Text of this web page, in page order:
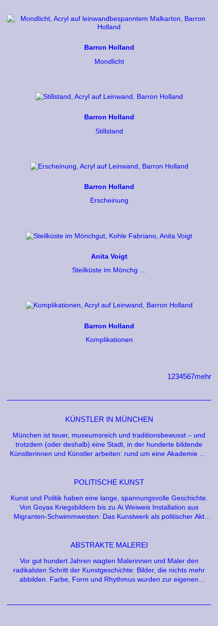
Barron Holland
Mondlicht
Barron Holland
Stillstand
Barron Holland
Erscheinung
Anita Voigt
Steilküste im Mönchg …
Barron Holland
Komplikationen
1234567mehr
KÜNSTLER IN MÜNCHEN
München ist teuer, museumsreich und traditionsbewusst – und
trotzdem (oder deshalb) eine Stadt, in der hunderte bildende
Künstlerinnen und Künstler arbeiten: rund um eine Akademie mit
Pinakotheken erkämpft.
POLITISCHE KUNST
Kunst und Politik haben eine lange, spannungsvolle Geschichte.
Von Goyas Kriegsbildern bis zu Ai Weiweis Installation aus
Migranten-Schwimmwesten: Das Kunstwerk als politischer Akt
ABSTRAKTE MALEREI
Vor gut hundert Jahren wagten Malerinnen und Maler den
radikalsten Schritt der Kunstgeschichte: Bilder, die nichts mehr
abbilden. Farbe, Form und Rhythmus wurden zur eigenen
immer wieder neu erfunden.